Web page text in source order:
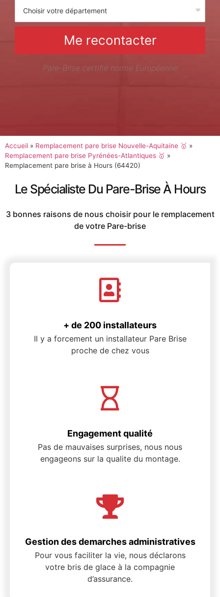
Me recontacter
Pare-Brise certifié norme Européenne
Accueil » Remplacement pare brise Nouvelle-Aquitaine 🥇 »
Remplacement pare brise Pyrénées-Atlantiques 🥇 »
Remplacement pare brise à Hours (64420)
Le Spécialiste Du Pare-Brise À Hours
3 bonnes raisons de nous choisir pour le remplacement
de votre Pare-brise
+ de 200 installateurs
Il y a forcement un installateur Pare Brise
proche de chez vous
Engagement qualité
Pas de mauvaises surprises, nous nous
engageons sur la qualite du montage.
Gestion des demarches administratives
Pour vous faciliter la vie, nous déclarons
votre bris de glace à la compagnie
d’assurance.